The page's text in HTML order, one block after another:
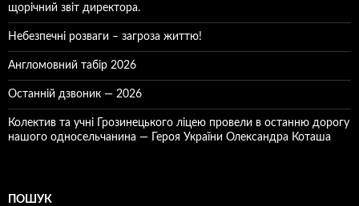
щорічний звіт директора.
Небезпечні розваги – загроза життю!
Англомовний табір 2026
Останній дзвоник — 2026
Колектив та учні Грозинецького ліцею провели в останню дорогу
нашого односельчанина — Героя України Олександра Коташа
ПОШУК